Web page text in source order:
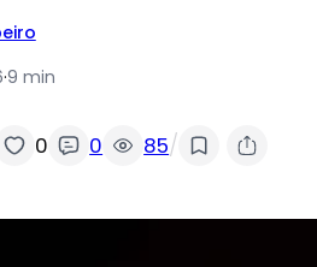
·9 min
0 0 85/